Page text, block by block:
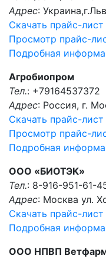
Адрес:
Скачать прайс-лист
Просмотр прайс-
Подробная
Агробиопром
Тел.: +79164537372
Адрес: Россия, г.
Скачать прайс-лист
Просмотр прайс-
Подробная
ООО «БИОТЭК»
Тел.: 8-916-951-61-
Адрес: Москва ул.
Скачать прайс-лист
Подробная
ООО НПВП